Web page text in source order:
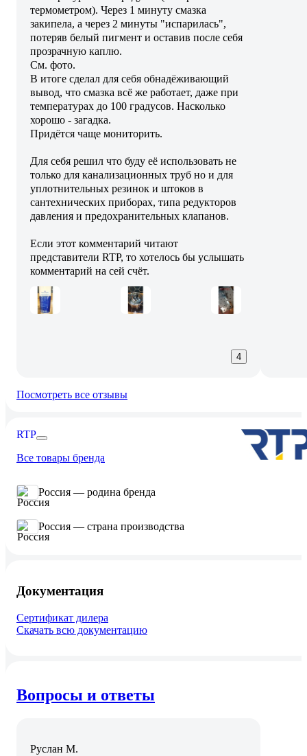
термометром). Через 1 минуту смазка
закипела, а через 2 минуты "испарилась",
потеряв белый пигмент и оставив после себя
прозрачную каплю.
См. фото.
В итоге сделал для себя обнадёживающий
вывод, что смазка всё же работает, даже при
температурах до 100 градусов. Насколько
хорошо - загадка.
Придётся чаще мониторить.
Для себя решил что буду её использовать не
только для канализационных труб но и для
уплотнительных резинок и штоков в
сантехнических приборах, типа редукторов
давления и предохранительных клапанов.
Если этот комментарий читают
представители RTP, то хотелось бы услышать
комментарий на сей счёт.
4
Посмотреть все отзывы
RTP
Все товары бренда
Россия — родина бренда
Россия — страна производства
Документация
Сертификат дилера
Скачать всю документацию
Вопросы и ответы
Руслан М.